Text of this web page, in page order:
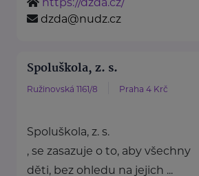
dzda@nudz.cz
Spoluškola, z. s.
Ružinovská 1161/8 Praha 4 Krč
Spoluškola, z. s.
, se zasazuje o to, aby všechny
děti, bez ohledu na jejich ...